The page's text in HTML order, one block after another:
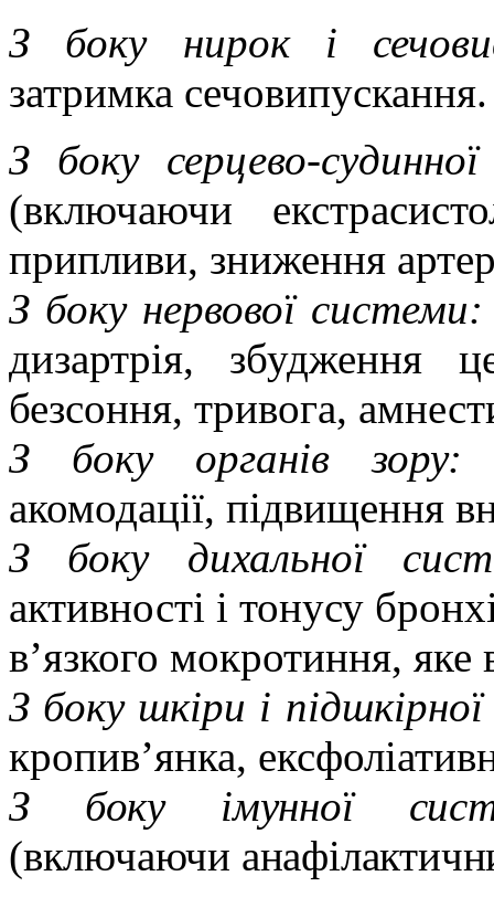
З боку нирок і
затримка сечовипускання.
З боку серцево-
(включаючи
припливи, зниження
З боку нервової системи:
дизартрія, збудження
безсоння, тривога,
З боку органів зору:
акомодації, підвищення
З боку дихальної
активності і тонусу
в’язкого мокротиння,
З боку шкіри і
кропив’янка,
З боку імунної
(включаючи